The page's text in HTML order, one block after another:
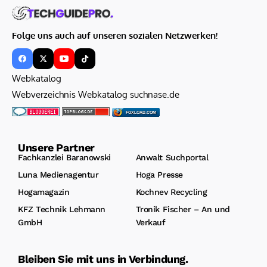
Folge uns auch auf unseren sozialen Netzwerken!
Webkatalog
Webverzeichnis Webkatalog suchnase.de
FOXLOAD.COM
Unsere Partner
Fachkanzlei Baranowski
Anwalt Suchportal
Luna Medienagentur
Hoga Presse
Hogamagazin
Kochnev Recycling
KFZ Technik Lehmann
GmbH
Tronik Fischer – An und
Verkauf
Bleiben Sie mit uns in Verbindung.